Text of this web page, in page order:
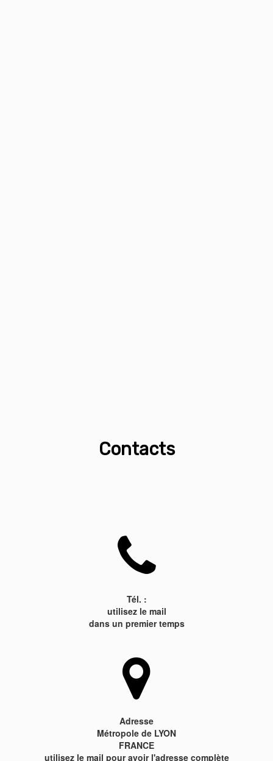
Contacts

Tél. :
utilisez le mail
dans un premier temps

Adresse
Métropole de LYON
FRANCE
utilisez le mail pour avoir l'adresse complète